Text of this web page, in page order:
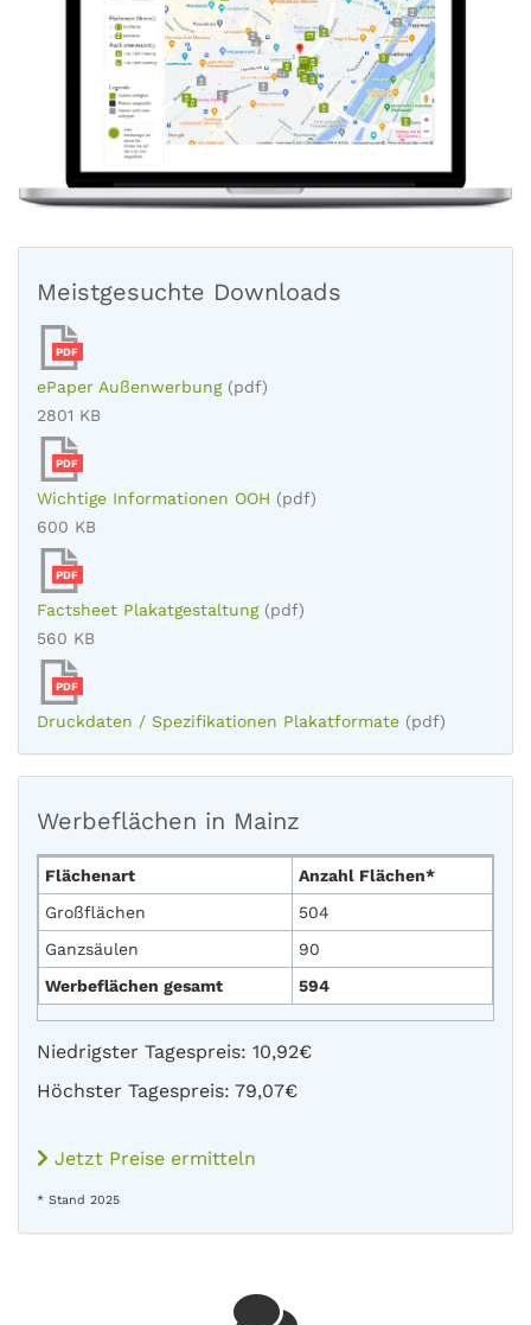
Meistgesuchte Downloads
PDF
ePaper Außenwerbung (pdf)
2801 KB
PDF
Wichtige Informationen OOH (pdf)
600 KB
PDF
Factsheet Plakatgestaltung (pdf)
560 KB
PDF
Druckdaten / Spezifikationen Plakatformate (pdf)
Werbeflächen in Mainz
Flächenart
Anzahl Flächen*
Großflächen
504
Ganzsäulen
90
Werbeflächen gesamt
594
Niedrigster Tagespreis: 10,92€
Höchster Tagespreis: 79,07€
Jetzt Preise ermitteln
* Stand 2025